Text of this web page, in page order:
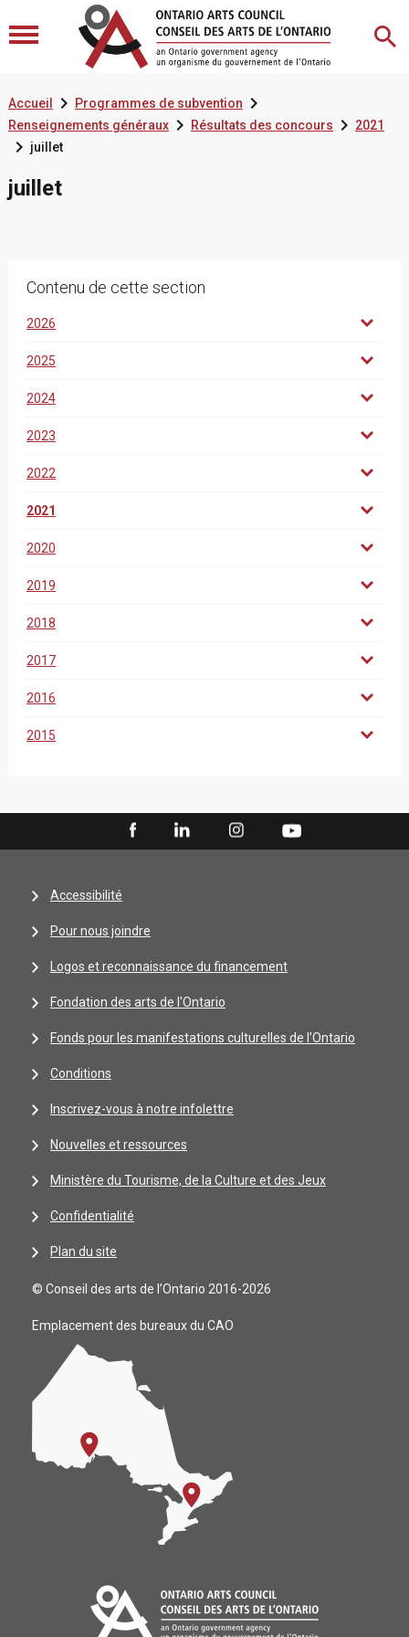
Accueil  Programmes de subvention
Renseignements généraux Résultats des concours 2021
juillet
juillet
Contenu de cette section
2026
2025
2024
2023
2022
2021
2020
2019
2018
2017
2016
2015
Accessibilité
Pour nous joindre
Logos et reconnaissance du financement
Fondation des arts de l'Ontario
Fonds pour les manifestations culturelles de l’Ontario
Conditions
Inscrivez-vous à notre infolettre
Nouvelles et ressources
Ministère du Tourisme, de la Culture et des Jeux
Confidentialité
Plan du site
© Conseil des arts de l’Ontario 2016-2026
Emplacement des bureaux du CAO